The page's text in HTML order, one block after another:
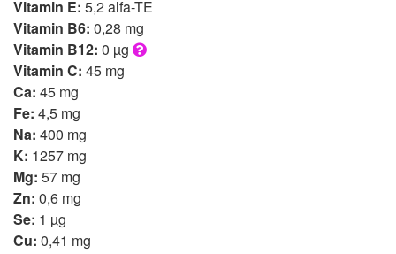
Vitamin E: 5,2 alfa-TE
Vitamin B6: 0,28 mg
Vitamin B12: 0 µg
Vitamin C: 45 mg
Ca: 45 mg
Fe: 4,5 mg
Na: 400 mg
K: 1257 mg
Mg: 57 mg
Zn: 0,6 mg
Se: 1 µg
Cu: 0,41 mg